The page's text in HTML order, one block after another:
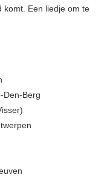
komt. Een liedje om te
Den-Berg